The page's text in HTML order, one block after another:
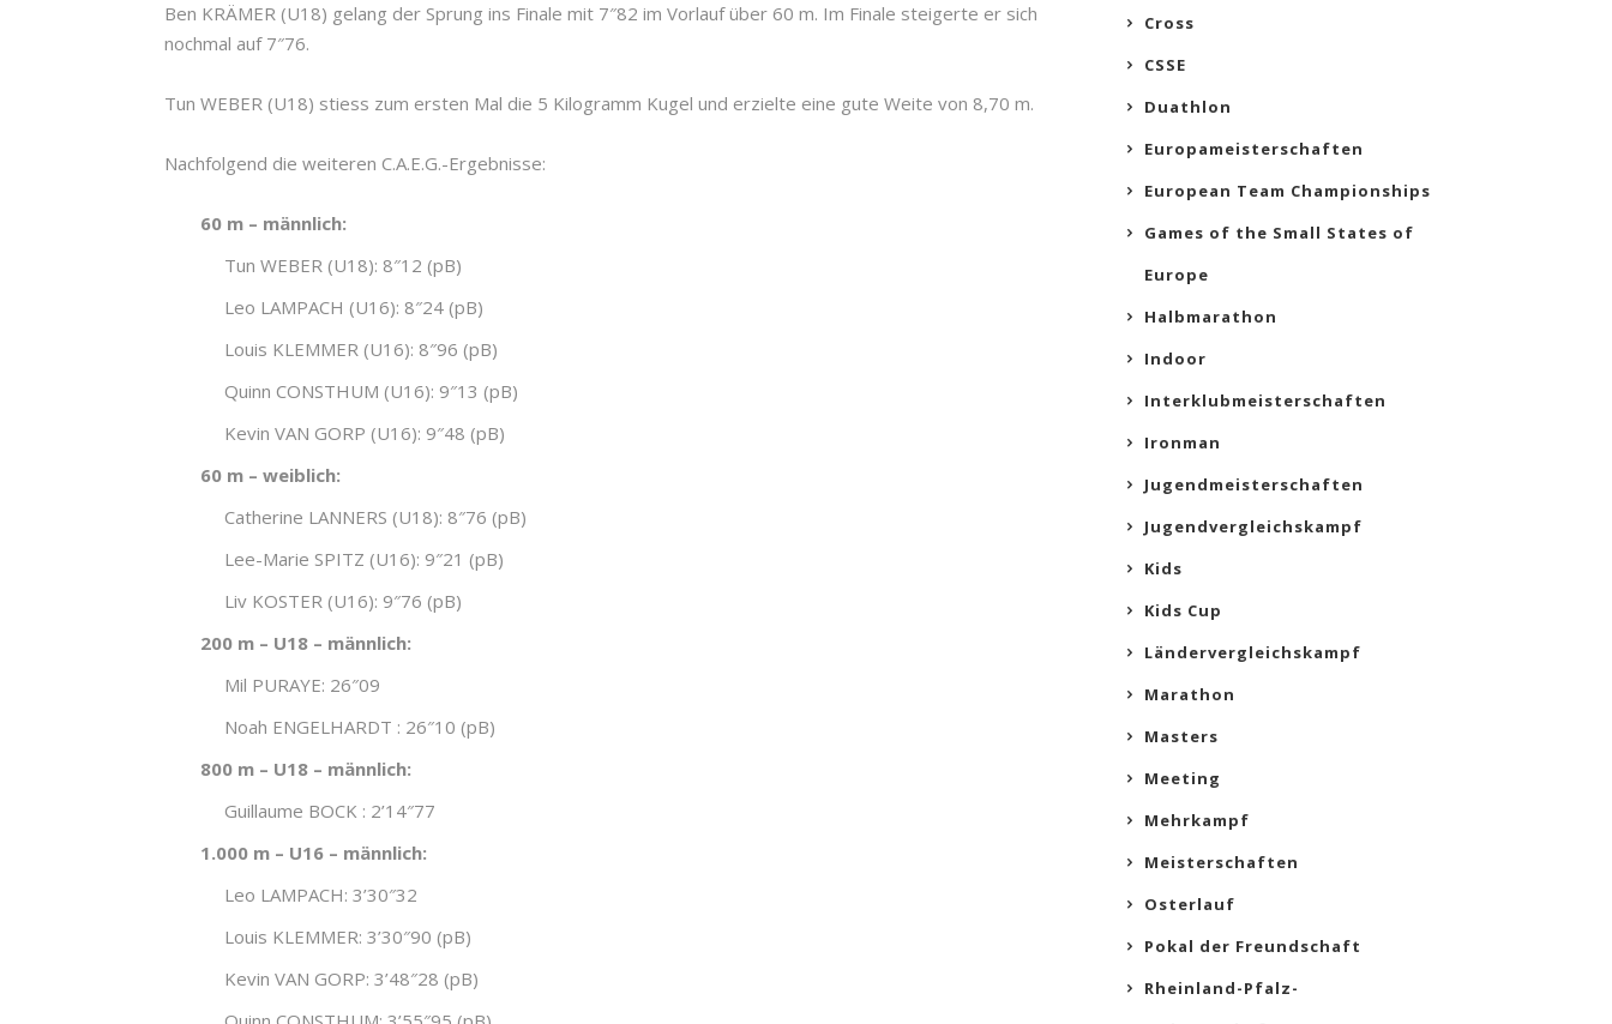
Ben KRÄMER (U18) gelang der Sprung ins Finale mit 7″82 im Vorlauf über 60 m. Im Finale steigerte er sich
nochmal auf 7″76.
Tun WEBER (U18) stiess zum ersten Mal die 5 Kilogramm Kugel und erzielte eine gute Weite von 8,70 m.
Nachfolgend die weiteren C.A.E.G.-Ergebnisse:
60 m – männlich:
Tun WEBER (U18): 8″12 (pB)
Leo LAMPACH (U16): 8″24 (pB)
Louis KLEMMER (U16): 8″96 (pB)
Quinn CONSTHUM (U16): 9″13 (pB)
Kevin VAN GORP (U16): 9″48 (pB)
60 m – weiblich:
Catherine LANNERS (U18): 8″76 (pB)
Lee-Marie SPITZ (U16): 9″21 (pB)
Liv KOSTER (U16): 9″76 (pB)
200 m – U18 – männlich:
Mil PURAYE: 26″09
Noah ENGELHARDT : 26″10 (pB)
800 m – U18 – männlich:
Guillaume BOCK : 2’14″77
1.000 m – U16 – männlich:
Leo LAMPACH: 3’30″32
Louis KLEMMER: 3’30″90 (pB)
Kevin VAN GORP: 3’48″28 (pB)
Cross
CSSE
Duathlon
Europameisterschaften
European Team Championships
Games of the Small States of
Europe
Halbmarathon
Indoor
Interklubmeisterschaften
Ironman
Jugendmeisterschaften
Jugendvergleichskampf
Kids
Kids Cup
Ländervergleichskampf
Marathon
Masters
Meeting
Mehrkampf
Meisterschaften
Osterlauf
Pokal der Freundschaft
Rheinland-Pfalz-